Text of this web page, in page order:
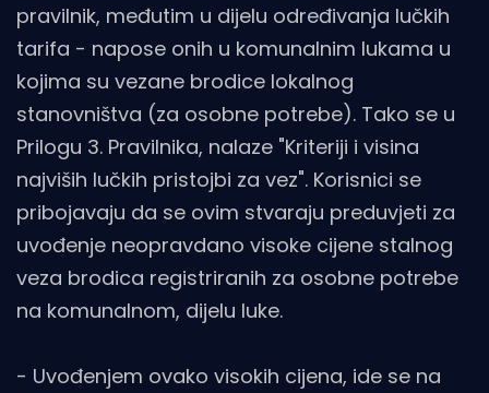
pravilnik, međutim u dijelu određivanja lučkih
tarifa - napose onih u komunalnim lukama u
kojima su vezane brodice lokalnog
stanovništva (za osobne potrebe). Tako se u
Prilogu 3. Pravilnika, nalaze "Kriteriji i visina
najviših lučkih pristojbi za vez". Korisnici se
pribojavaju da se ovim stvaraju preduvjeti za
uvođenje neopravdano visoke cijene stalnog
veza brodica registriranih za osobne potrebe
na komunalnom, dijelu luke.
- Uvođenjem ovako visokih cijena, ide se na